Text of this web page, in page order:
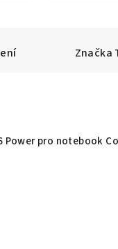
Značka
pro notebook